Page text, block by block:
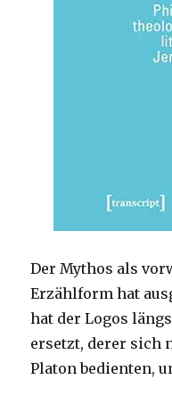
Der Mythos als
Erzählform hat
hat der Logos
ersetzt, derer sich
Platon bedienten,